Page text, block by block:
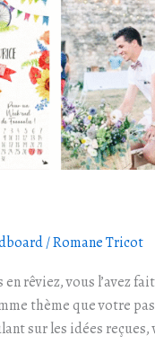
/Romane Tricot
rêviez, vous l’avez
thème que votre
sur les idées reçues,